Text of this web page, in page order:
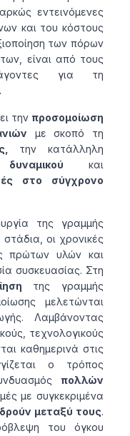
εντεινόμενες
και του κόστους
των πόρων
είναι από τους
για τη
την προσομοίωση
με σκοπό τη
την κατάλληλη
και
στο σύγχρονο
της γραμμής
οι χρονικές
πρώτων υλών και
συσκευασίας. Στη
της γραμμής
μελετώνται
Λαμβάνοντας
τεχνολογικούς
καθημερινά στις
ο τρόπος
πολλών
με συγκεκριμένα
μεταξύ τους.
του όγκου